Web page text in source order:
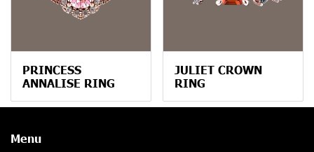
PRINCESS
ANNALISE RING
JULIET CROWN
RING
Menu